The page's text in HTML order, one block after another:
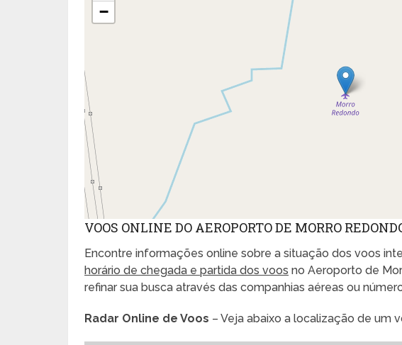
−
VOOS ONLINE DO AEROPORTO DE MORRO
Encontre informações online sobre a situação dos voos
horário de chegada e partida dos voos no Aeroporto de
refinar sua busca através das companhias aéreas ou
Radar Online de Voos – Veja abaixo a localização de um